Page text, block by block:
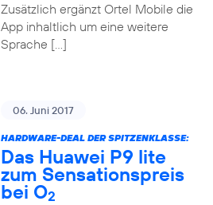
Zusätzlich ergänzt Ortel Mobile die
App inhaltlich um eine weitere
Sprache […]
06. Juni 2017
HARDWARE-DEAL DER SPITZENKLASSE:
Das Huawei P9 lite
zum Sensationspreis
bei O2